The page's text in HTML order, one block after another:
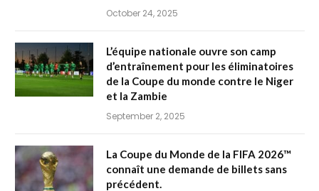
October 24, 2025
L’équipe nationale ouvre son camp
d’entraînement pour les éliminatoires
de la Coupe du monde contre le Niger
et la Zambie
September 2, 2025
La Coupe du Monde de la FIFA 2026™
connaît une demande de billets sans
précédent.